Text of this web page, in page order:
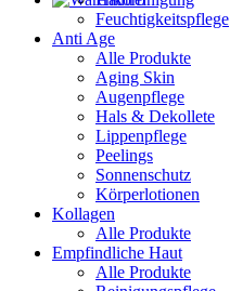
Feuchtigkeitspflege
Anti Age
Alle Produkte
Aging Skin
Augenpflege
Hals & Dekollete
Lippenpflege
Peelings
Sonnenschutz
Körperlotionen
Kollagen
Alle Produkte
Empfindliche Haut
Alle Produkte